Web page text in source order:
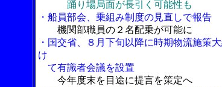
踊り場局面が長引く可能性も
・船員部会、乗組み制度の見直しで報告
機関部職員の２名配乗が可能に
・国交省、８月下旬以降に時期物流施策
け
て有識者会議を設置
今年度末を目途に提言を策定へ